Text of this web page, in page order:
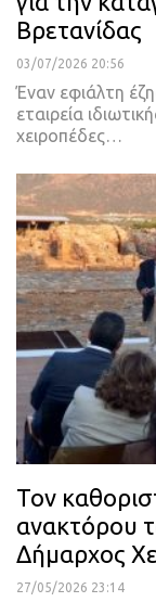
Βρετανίδας
03/07/2026 20:56
Έναν εφιάλτη
εταιρεία
χειροπέδες…
Τον
ανακτόρου
Δήμαρχος
27/05/2026 23:14